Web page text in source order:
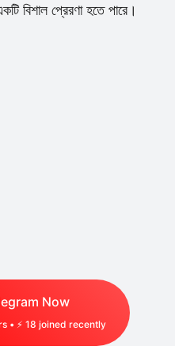
বিশাল প্রেরণা হতে পারে।
Now
• ⚡ 18 joined recently